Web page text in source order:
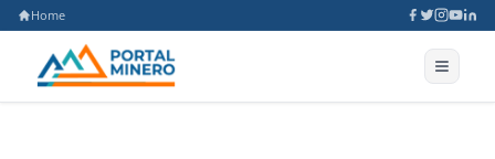
Home